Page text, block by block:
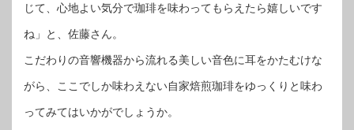
じて、心地よい気分で珈琲を味わってもらえたら嬉しいです
ね」と、佐藤さん。
こだわりの音響機器から流れる美しい音色に耳をかたむけな
がら、ここでしか味わえない自家焙煎珈琲をゆっくりと味わ
ってみてはいかがでしょうか。